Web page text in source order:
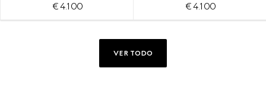
€ 4.100 € 4.100
VER TODO